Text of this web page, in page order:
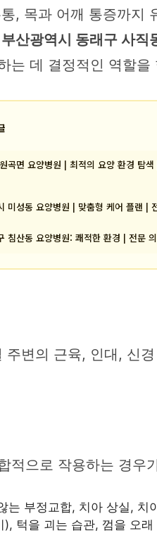
, 목과 어깨 통증까
부산광역시 동래구 사직
는 데 결정적인 역할을
곡면 요양병원 | 최적의 요양 환경 탐
미성동 요양병원 | 맞춤형 케어 플랜 |
침산동 요양병원: 쾌적한 환경 | 전문
변의 근육, 인대, 신
적으로 작용하는 경
는 부정교합, 치아 상실,
턱을 괴는 습관, 껌을 오